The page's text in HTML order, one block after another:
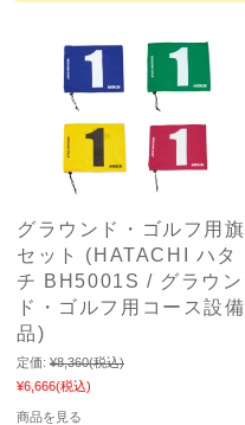
グラウンド・ゴルフ用旗
セット (HATACHI ハタ
チ BH5001S / グラウン
ド・ゴルフ用コース設備
品)
定価: ¥8,360(税込)
¥6,666(税込)
商品を見る